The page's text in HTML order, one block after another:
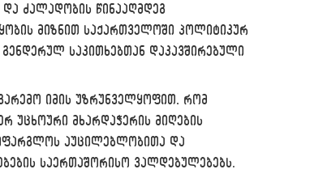
ძალადობის წინააღმდეგ
მიზნით საქართველოში პოლიტიკურ
საკითხებთან დაკავშირებული
იმის უზრუნველყოფით, რომ
უცხოური მხარდაჭერის მიღების
აუცილებლობითა და
საერთაშორისო ვალდებულებებს.